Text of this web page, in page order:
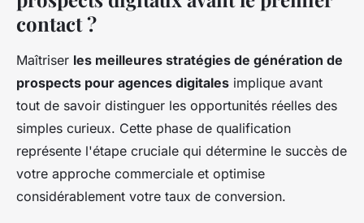
contact ?
Maîtriser les meilleures stratégies de génération de
prospects pour agences digitales implique avant
tout de savoir distinguer les opportunités réelles des
simples curieux. Cette phase de qualification
représente l'étape cruciale qui détermine le succès de
votre approche commerciale et optimise
considérablement votre taux de conversion.